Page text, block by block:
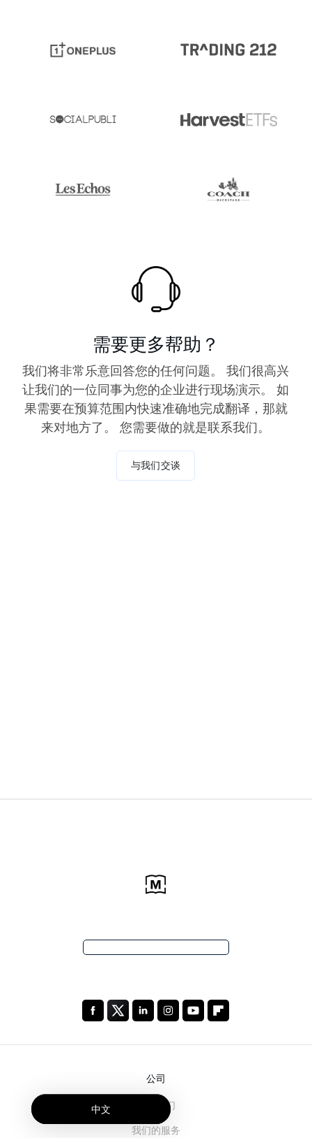
需要更多帮助？
我们将非常乐意回答您的任何问题。 我们很高兴
让我们的一位同事为您的企业进行现场演示。 如
果需要在预算范围内快速准确地完成翻译，那就
来对地方了。 您需要做的就是联系我们。
与我们交谈
公司
关于我们
我们的服务
中文